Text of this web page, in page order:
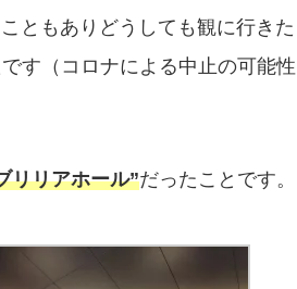
ともありどうしても観に行きた
す（コロナによる中止の可能性
リリアホール”だったことです。